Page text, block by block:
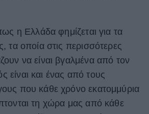
η Ελλάδα φημίζεται για τα
τα οποία στις περισσότερες
να είναι βγαλμένα από τον
είναι και ένας από τους
που κάθε χρόνο εκατομμύρια
τη χώρα μας από κάθε